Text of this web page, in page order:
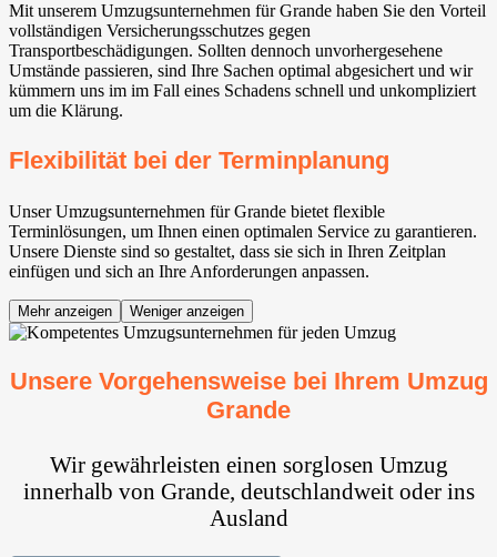
Mit unserem Umzugsunternehmen für Grande haben Sie den Vorteil
vollständigen Versicherungsschutzes gegen
Transportbeschädigungen. Sollten dennoch unvorhergesehene
Umstände passieren, sind Ihre Sachen optimal abgesichert und wir
kümmern uns im im Fall eines Schadens schnell und unkompliziert
um die Klärung.
Flexibilität bei der Terminplanung
Unser Umzugsunternehmen für Grande bietet flexible
Terminlösungen, um Ihnen einen optimalen Service zu garantieren.
Unsere Dienste sind so gestaltet, dass sie sich in Ihren Zeitplan
einfügen und sich an Ihre Anforderungen anpassen.
Mehr anzeigen Weniger anzeigen
Unsere Vorgehensweise bei Ihrem Umzug
Grande
Wir gewährleisten einen sorglosen Umzug
innerhalb von Grande, deutschlandweit oder ins
Ausland